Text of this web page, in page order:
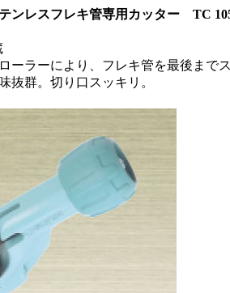
ンレスフレキ管専用カッター TC
ーラーにより、フレキ管を最後まで
抜群。切り口スッキリ。